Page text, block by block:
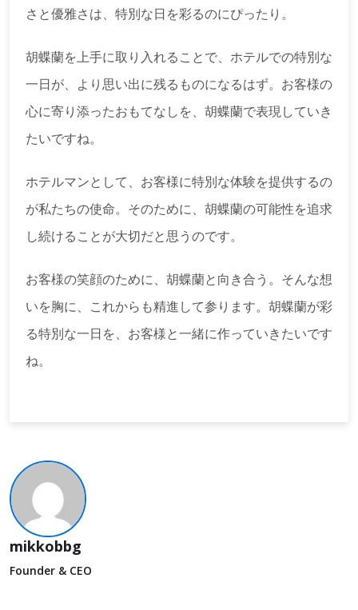
さと優雅さは、特別な日を彩るのにぴったり。
胡蝶蘭を上手に取り入れることで、ホテルでの特別な
一日が、より思い出に残るものになるはず。お客様の
心に寄り添ったおもてなしを、胡蝶蘭で表現していき
たいですね。
ホテルマンとして、お客様に特別な体験を提供するの
が私たちの使命。そのために、胡蝶蘭の可能性を追求
し続けることが大切だと思うのです。
お客様の笑顔のために、胡蝶蘭と向き合う。そんな想
いを胸に、これからも精進して参ります。胡蝶蘭が彩
る特別な一日を、お客様と一緒に作っていきたいです
ね。
mikkobbg
Founder & CEO